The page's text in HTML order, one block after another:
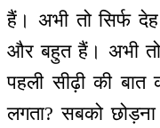
हैं। अभी तो सिर्फ
और बहुत हैं। अभी तो
पहली सीढ़ी की
लगता? सबको